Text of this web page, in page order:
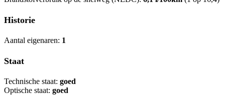
Historie
Aantal eigenaren: 1
Staat
Technische staat: goed
Optische staat: goed